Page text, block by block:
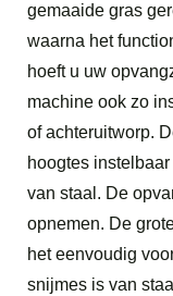
gemaaide gras
waarna het
hoeft u uw
machine ook zo
of achteruitworp.
hoogtes
van staal. De
opnemen. De
het eenvoudig
snijmes is van